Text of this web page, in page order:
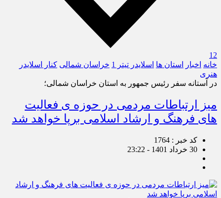
12
خانه اخبار استان ها اسلایدر تیتر 1 خراسان شمالی کنار اسلایدر
هنری
در آستانه سفر رئیس جمهور به استان خراسان شمالی؛
میز ارتباطات مردمی در حوزه ی فعالیت
های فرهنگ و ارشاد اسلامی برپا خواهد شد
کد خبر : 1764
30 خرداد 1401 - 23:22